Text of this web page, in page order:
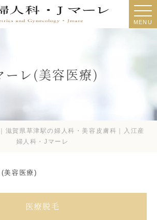
MENU
ーレ(美容医療)
滋賀県草津駅の婦人科・美容皮膚科｜入江産
婦人科・Jマーレ
美容医療)
医療脱毛